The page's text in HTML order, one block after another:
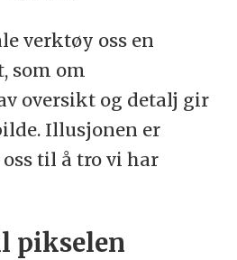
verktøy oss en
som om
oversikt og detalj gir
Illusjonen er
til å tro vi har
pikselen